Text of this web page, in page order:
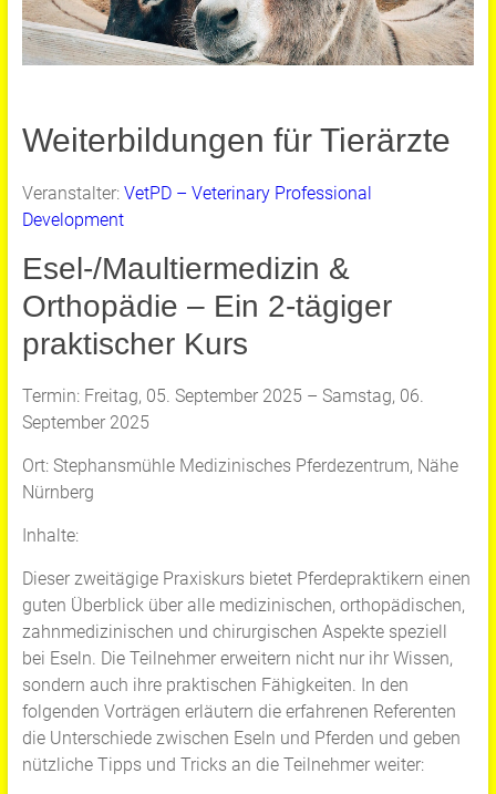
Weiterbildungen für Tierärzte
Veranstalter: VetPD – Veterinary Professional
Development
Esel-/Maultiermedizin &
Orthopädie – Ein 2-tägiger
praktischer Kurs
Termin: Freitag, 05. September 2025 – Samstag, 06.
September 2025
Ort: Stephansmühle Medizinisches Pferdezentrum, Nähe
Nürnberg
Inhalte:
Dieser zweitägige Praxiskurs bietet Pferdepraktikern einen
guten Überblick über alle medizinischen, orthopädischen,
zahnmedizinischen und chirurgischen Aspekte speziell
bei Eseln. Die Teilnehmer erweitern nicht nur ihr Wissen,
sondern auch ihre praktischen Fähigkeiten. In den
folgenden Vorträgen erläutern die erfahrenen Referenten
die Unterschiede zwischen Eseln und Pferden und geben
nützliche Tipps und Tricks an die Teilnehmer weiter: